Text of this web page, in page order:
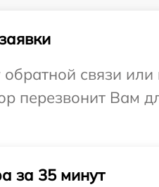
связи или
перезвонит Вам
за 35 минут